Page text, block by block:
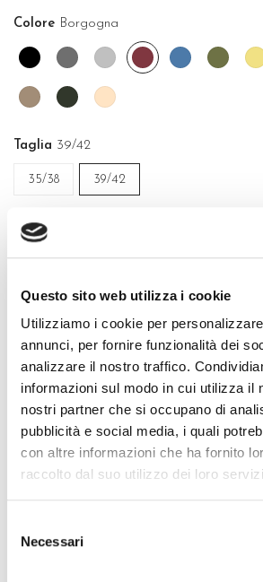
Questo sito web utilizza i cookie
Utilizziamo i cookie per
annunci, per fornire funzionalità dei
analizzare il nostro traffico.
informazioni sul modo in cui utilizza il
nostri partner che si occupano di
pubblicità e social media, i quali
con altre informazioni che ha fornito
raccolto dal suo utilizzo dei loro
delNecessari
Colore Borgogna
Nero AcciaioArgentoBorgognaDenim
TortoraVerde
bosco
Cipria
Taglia 39/42
35/38 39/42
Spedizione gratuita per gli ordini superiori
Resi facili in 15 giorni
Acquisti sicuri con Carte di Credito,
QUALITÀ MADE IN ITALY